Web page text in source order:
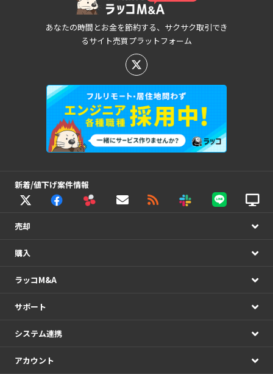
あなたの時間とお金を節約する、サクサク取引でき
るサイト売買プラットフォーム
新着/値下げ案件情報
売却
購入
ラッコM&A
サポート
システム連携
アカウント